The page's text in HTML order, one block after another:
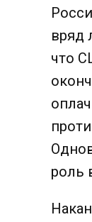
вряд
что
роль